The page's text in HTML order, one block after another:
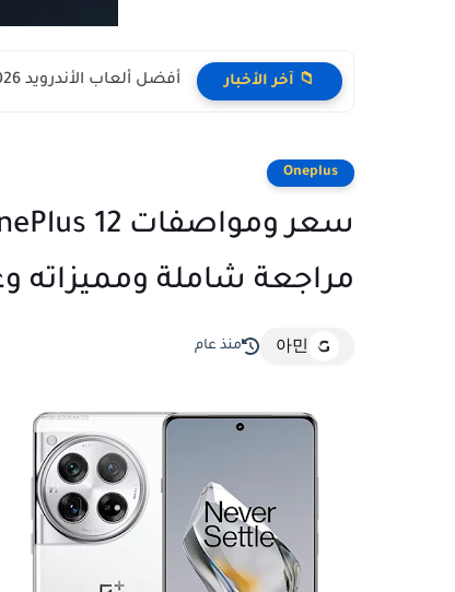
📁 آخر الأخبار أفضل ألعاب الأندرويد 2026 بدون نت Offline للأجهزة الضعيفة
Oneplus
مراجعة شاملة ومميزاته
아민 منذ عام